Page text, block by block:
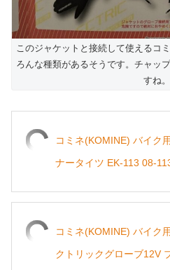
このジャケットと接続して使えるコ
ろんな種類があるそうです。チャッ
すね。
コミネ(KOMINE) バイク
ナータイツ EK-113 08-
コミネ(KOMINE) バイク
クトリックグローブ12V